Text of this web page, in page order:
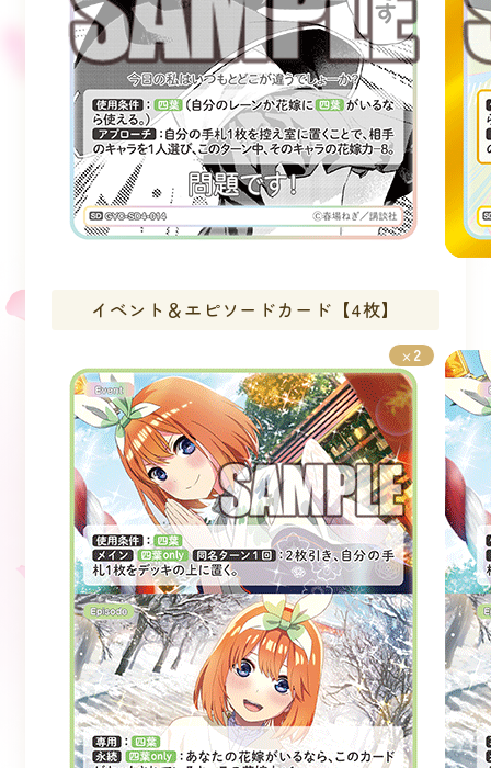
イベント＆エピソードカード【4枚】
× 2